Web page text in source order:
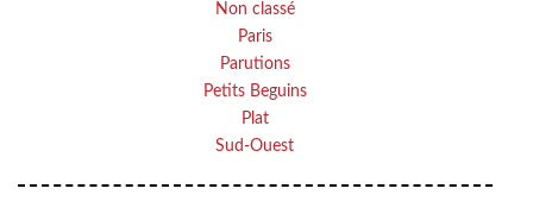
Non classé
Paris
Parutions
Petits Beguins
Plat
Sud-Ouest